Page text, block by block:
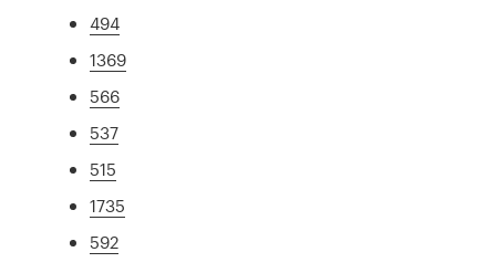
494
1369
566
537
515
1735
592